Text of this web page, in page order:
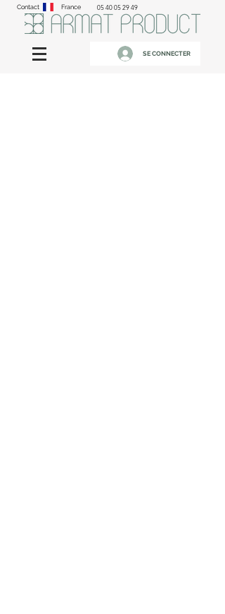
Contact France 05 40 05 29 49
SE CONNECTER